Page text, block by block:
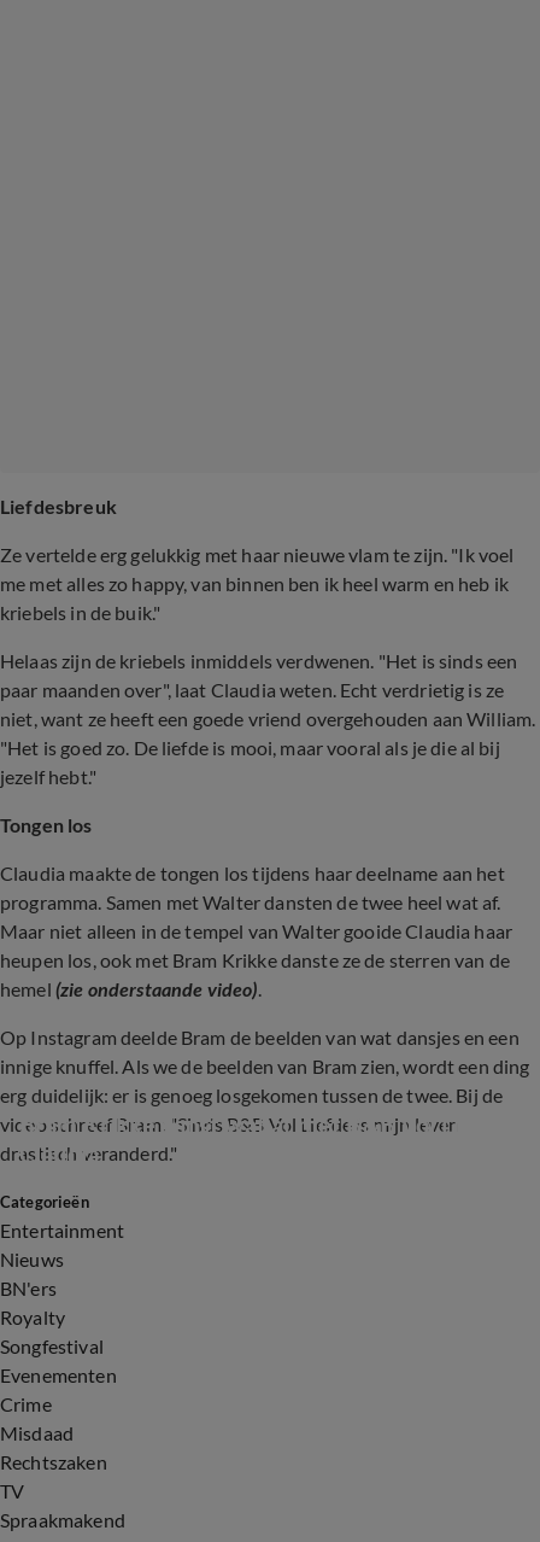
Liefdesbreuk
Ze vertelde erg gelukkig met haar nieuwe vlam te zijn. "Ik voel
me met alles zo happy, van binnen ben ik heel warm en heb ik
kriebels in de buik."
Helaas zijn de kriebels inmiddels verdwenen. "Het is sinds een
paar maanden over", laat Claudia weten. Echt verdrietig is ze
niet, want ze heeft een goede vriend overgehouden aan William.
"Het is goed zo. De liefde is mooi, maar vooral als je die al bij
jezelf hebt."
Tongen los
Claudia maakte de tongen los tijdens haar deelname aan het
programma. Samen met Walter dansten de twee heel wat af.
Maar niet alleen in de tempel van Walter gooide Claudia haar
heupen los, ook met Bram Krikke danste ze de sterren van de
hemel (zie onderstaande video).
Op Instagram deelde Bram de beelden van wat dansjes en een
innige knuffel. Als we de beelden van Bram zien, wordt een ding
erg duidelijk: er is genoeg losgekomen tussen de twee. Bij de
video schreef Bram: "Sinds B&B Vol Liefde is mijn leven
drastisch veranderd."
0:46
Bram Krikke danst wat af met B&B Vol Liefde-
Claudia
Categorieën
Entertainment
Nieuws
BN'ers
Royalty
Songfestival
Evenementen
Crime
Misdaad
Rechtszaken
TV
Spraakmakend